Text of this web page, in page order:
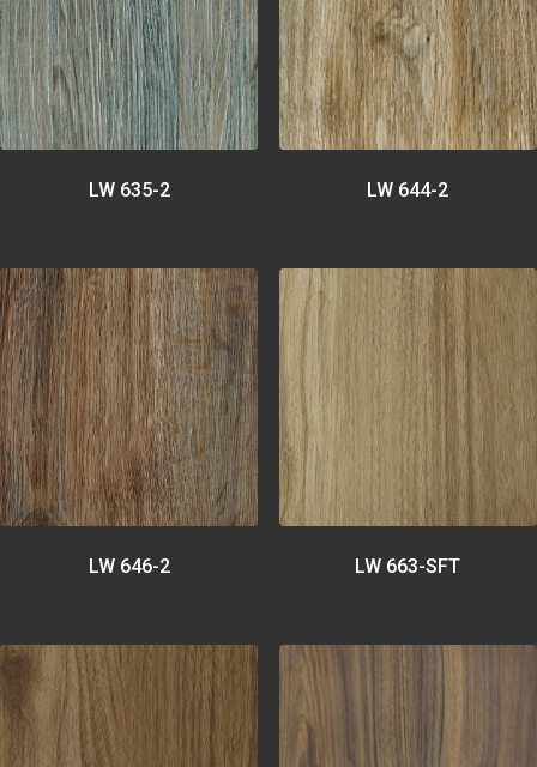
LW 635-2 LW 644-2
LW 646-2 LW 663-SFT